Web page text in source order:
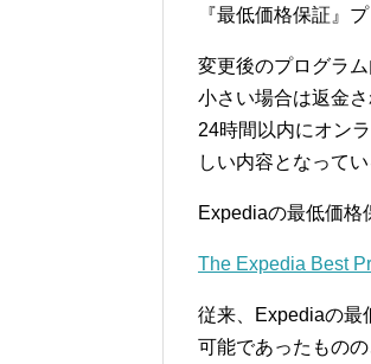
『最低価格保証』
変更後のプログラ
小さい場合は返金
24時間以内にオン
しい内容となってい
Expediaの最低価格
The Expedia Best
従来、Expediaの最
可能であったもの